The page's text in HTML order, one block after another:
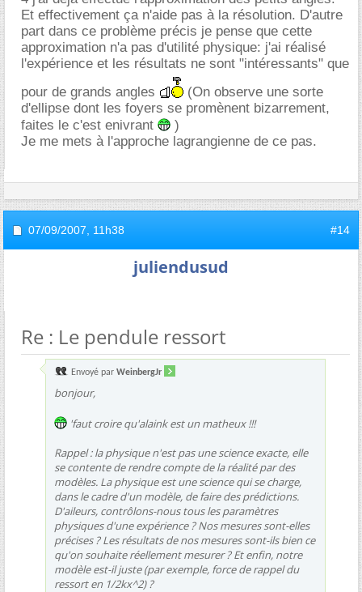
Et effectivement ça n'aide pas à la résolution. D'autre
part dans ce problème précis je pense que cette
approximation n'a pas d'utilité physique: j'ai réalisé
l'expérience et les résultats ne sont "intéressants" que
pour de grands angles
(On observe une sorte
d'ellipse dont les foyers se promènent bizarrement,
faites le c'est enivrant
)
Je me mets à l'approche lagrangienne de ce pas.
07/09/2007, 11h38 #14
juliendusud
Re : Le pendule ressort
Envoyé par WeinbergJr
bonjour,
'faut croire qu'alaink est un matheux !!!
Rappel : la physique n'est pas une science exacte, elle
se contente de rendre compte de la réalité par des
modèles. La physique est une science qui se charge,
dans le cadre d'un modèle, de faire des prédictions.
D'aileurs, contrôlons-nous tous les paramètres
physiques d'une expérience ? Nos mesures sont-elles
précises ? Les résultats de nos mesures sont-ils bien ce
qu'on souhaite réellement mesurer ? Et enfin, notre
modèle est-il juste (par exemple, force de rappel du
ressort en 1/2kx^2) ?